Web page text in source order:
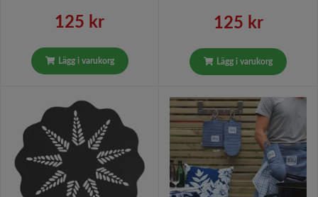
125 kr
Lägg i varukorg
125 kr
Lägg i varukorg